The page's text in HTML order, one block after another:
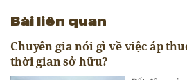
Bài liên quan
Chuyên gia nói gì về việc áp
thời gian sở hữu?